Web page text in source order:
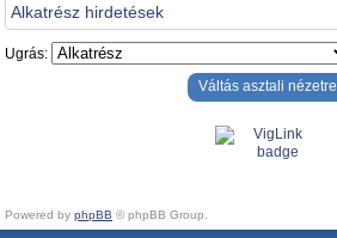
Alkatrész hirdetések
Ugrás:
Váltás asztali nézetre
Powered by phpBB © phpBB Group.